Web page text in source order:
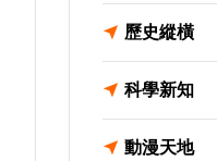
歷史縱橫
科學新知
動漫天地